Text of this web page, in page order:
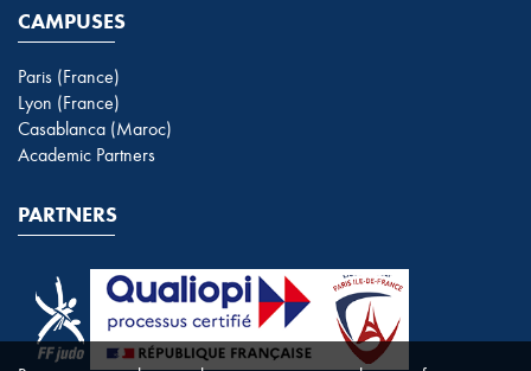
CAMPUSES
Paris (France)
Lyon (France)
Casablanca (Maroc)
Academic Partners
PARTNERS